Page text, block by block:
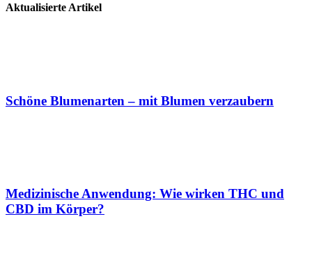
Aktualisierte Artikel
Schöne Blumenarten – mit Blumen verzaubern
Medizinische Anwendung: Wie wirken THC und
CBD im Körper?